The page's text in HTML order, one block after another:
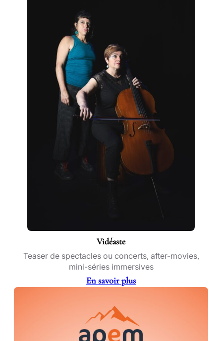
Vidéaste
Teaser de spectacles ou concerts, after-movies,
mini-séries immersives
En savoir plus